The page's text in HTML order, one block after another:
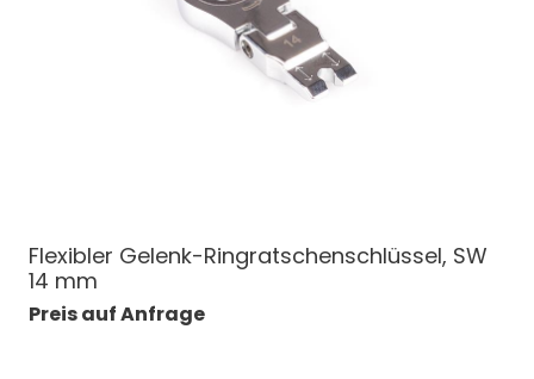
Flexibler Gelenk-Ringratschenschlüssel, SW
14 mm
Preis auf Anfrage